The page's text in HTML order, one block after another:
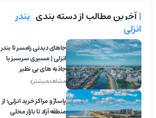
|آخرین مطالب از دسته بندی بندر
انزلی
جاهای دیدنی رامسر تا بندر
انزلی | مسیری سرسبز با
جاذبه های بی نظیر
مشاهده بیشتر
پاساژ و مراکز خرید انزلی؛ از
منطقه آزاد تا بازار محلی